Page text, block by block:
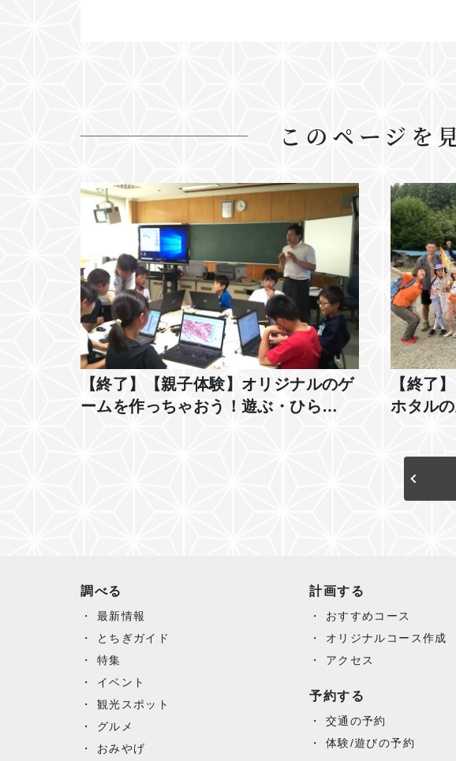
このページを
【終了】【親子体験】オリジナルのゲ
ームを作っちゃおう！遊ぶ・ひら…
【終了
ホタル
調べる
最新情報
とちぎガイド
特集
イベント
観光スポット
グルメ
おみやげ
計画する
おすすめコース
オリジナルコース作成
アクセス
予約する
交通の予約
体験/遊びの予約